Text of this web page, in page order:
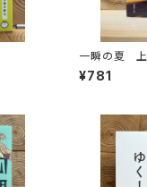
一瞬の夏 上
¥781